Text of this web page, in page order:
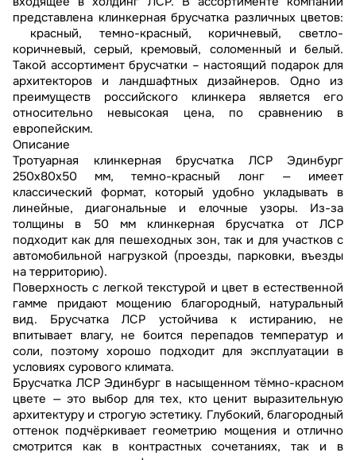
представлена клинкерная брусчатка различных цветов:
красный, темно-красный, коричневый, светло-
коричневый, серый, кремовый, соломенный и белый.
Такой ассортимент брусчатки – настоящий подарок для
архитекторов и ландшафтных дизайнеров. Одно из
преимуществ российского клинкера является его
относительно невысокая цена, по сравнению в
европейским.
Описание
Тротуарная клинкерная брусчатка ЛСР Эдинбург
250х80х50 мм, темно-красный лонг — имеет
классический формат, который удобно укладывать в
линейные, диагональные и елочные узоры. Из-за
толщины в 50 мм клинкерная брусчатка от ЛСР
подходит как для пешеходных зон, так и для участков с
автомобильной нагрузкой (проезды, парковки, въезды
на территорию).
Поверхность с легкой текстурой и цвет в естественной
гамме придают мощению благородный, натуральный
вид. Брусчатка ЛСР устойчива к истиранию, не
впитывает влагу, не боится перепадов температур и
соли, поэтому хорошо подходит для эксплуатации в
условиях сурового климата.
Брусчатка ЛСР Эдинбург в насыщенном тёмно-красном
цвете — это выбор для тех, кто ценит выразительную
архитектуру и строгую эстетику. Глубокий, благородный
оттенок подчёркивает геометрию мощения и отлично
смотрится как в контрастных сочетаниях, так и в